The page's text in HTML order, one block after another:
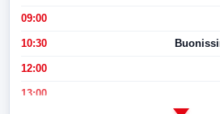
09:00
10:30
12:00
13:00